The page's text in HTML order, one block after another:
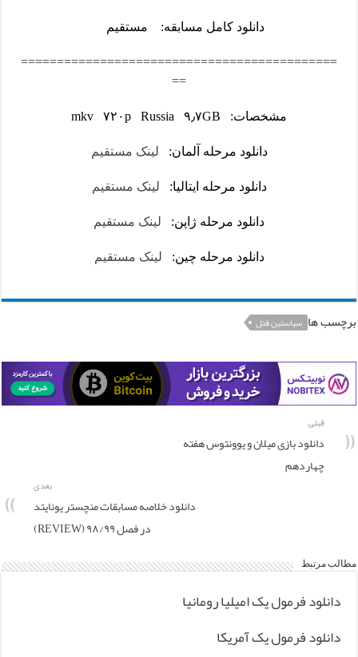
دانلود کامل مسابقه: مستقیم
============================================
==
مشخصات: mkv ۷۲۰p Russia ۹٫۷GB
دانلود مرحله آلمان: لینک مستقیم
دانلود مرحله ایتالیا: لینک مستقیم
دانلود مرحله ژاپن: لینک مستقیم
دانلود مرحله چین: لینک مستقیم
برچسب ها سباستین فتل
قبلی
دانلود بازی میلان و یوونتوس هفته
چهاردهم
بعدی
دانلود خلاصه مسابقات منچستر یونایتد
در فصل ۹۸/۹۹ (REVIEW)
مطالب مرتبط
دانلود فرمول یک امیلیا رومانیا
دانلود فرمول یک آمریکا